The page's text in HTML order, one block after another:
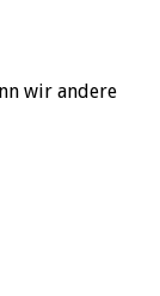
wir andere